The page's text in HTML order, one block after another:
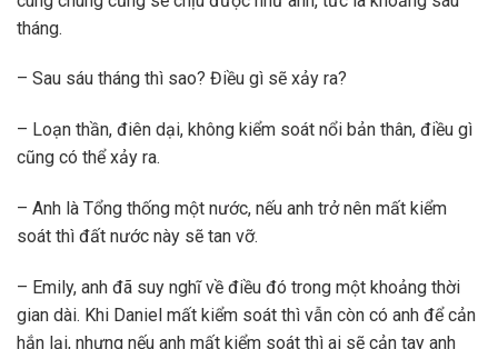
tháng.
– Sau sáu tháng thì sao? Điều gì sẽ xảy ra?
– Loạn thần, điên dại, không kiểm soát nổi bản thân, điều gì
cũng có thể xảy ra.
– Anh là Tổng thống một nước, nếu anh trở nên mất kiểm
soát thì đất nước này sẽ tan vỡ.
– Emily, anh đã suy nghĩ về điều đó trong một khoảng thời
gian dài. Khi Daniel mất kiểm soát thì vẫn còn có anh để cản
hắn lại, nhưng nếu anh mất kiểm soát thì ai sẽ cản tay anh